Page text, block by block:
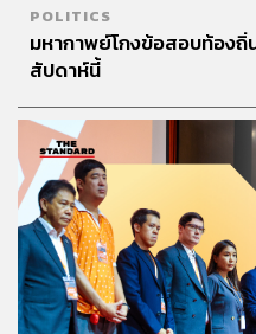
POLITICS
มหากาพย์โกงข้อสอบท้องถิ่
สัปดาห์นี้